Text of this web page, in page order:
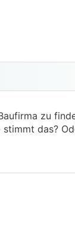
zu
das?